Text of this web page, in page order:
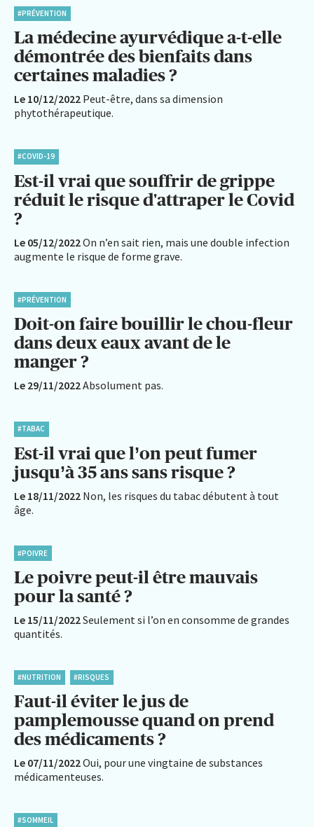
#PRÉVENTION
La médecine ayurvédique a-t-elle
démontrée des bienfaits dans
certaines maladies ?
Le 10/12/2022 Peut-être, dans sa dimension
phytothérapeutique.
#COVID-19
Est-il vrai que souffrir de grippe
réduit le risque d'attraper le Covid
?
Le 05/12/2022On n’en sait rien, mais une double infection
augmente le risque de forme grave.
#PRÉVENTION
Doit-on faire bouillir le chou-fleur
dans deux eaux avant de le
manger ?
Le 29/11/2022Absolument pas.
#TABAC
Est-il vrai que l’on peut fumer
jusqu’à 35 ans sans risque ?
Le 18/11/2022 Non, les risques du tabac débutent à tout
âge.
#POIVRE
Le poivre peut-il être mauvais
pour la santé ?
Le 15/11/2022Seulement si l’on en consomme de grandes
quantités.
#NUTRITION #RISQUES
Faut-il éviter le jus de
pamplemousse quand on prend
des médicaments ?
Le 07/11/2022Oui, pour une vingtaine de substances
médicamenteuses.
#SOMMEIL